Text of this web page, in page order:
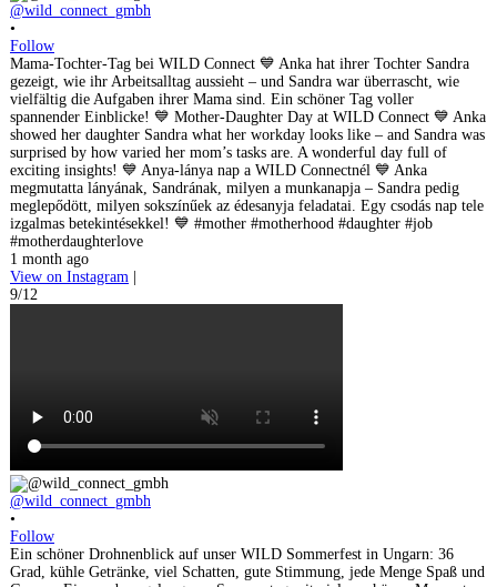
@wild_connect_gmbh
•
Follow
Mama-Tochter-Tag bei WILD Connect 💙 Anka hat ihrer Tochter Sandra
gezeigt, wie ihr Arbeitsalltag aussieht – und Sandra war überrascht, wie
vielfältig die Aufgaben ihrer Mama sind. Ein schöner Tag voller
spannender Einblicke! 💙 Mother-Daughter Day at WILD Connect 💙 Anka
showed her daughter Sandra what her workday looks like – and Sandra was
surprised by how varied her mom’s tasks are. A wonderful day full of
exciting insights! 💙 Anya-lánya nap a WILD Connectnél 💙 Anka
megmutatta lányának, Sandrának, milyen a munkanapja – Sandra pedig
meglepődött, milyen sokszínűek az édesanyja feladatai. Egy csodás nap tele
izgalmas betekintésekkel! 💙 #mother #motherhood #daughter #job
#motherdaughterlove
1 month ago
View on Instagram |
9/12
@wild_connect_gmbh
•
Follow
Ein schöner Drohnenblick auf unser WILD Sommerfest in Ungarn: 36
Grad, kühle Getränke, viel Schatten, gute Stimmung, jede Menge Spaß und